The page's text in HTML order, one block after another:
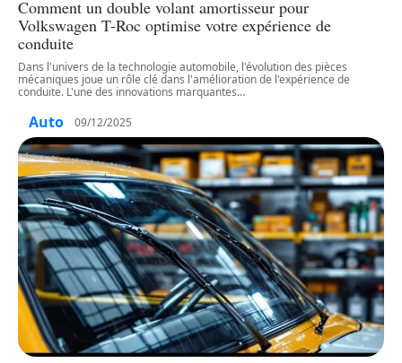
Comment un double volant amortisseur pour
Volkswagen T-Roc optimise votre expérience de
conduite
Dans l'univers de la technologie automobile, l'évolution des pièces
mécaniques joue un rôle clé dans l'amélioration de l'expérience de
conduite. L'une des innovations marquantes…
Auto 09/12/2025